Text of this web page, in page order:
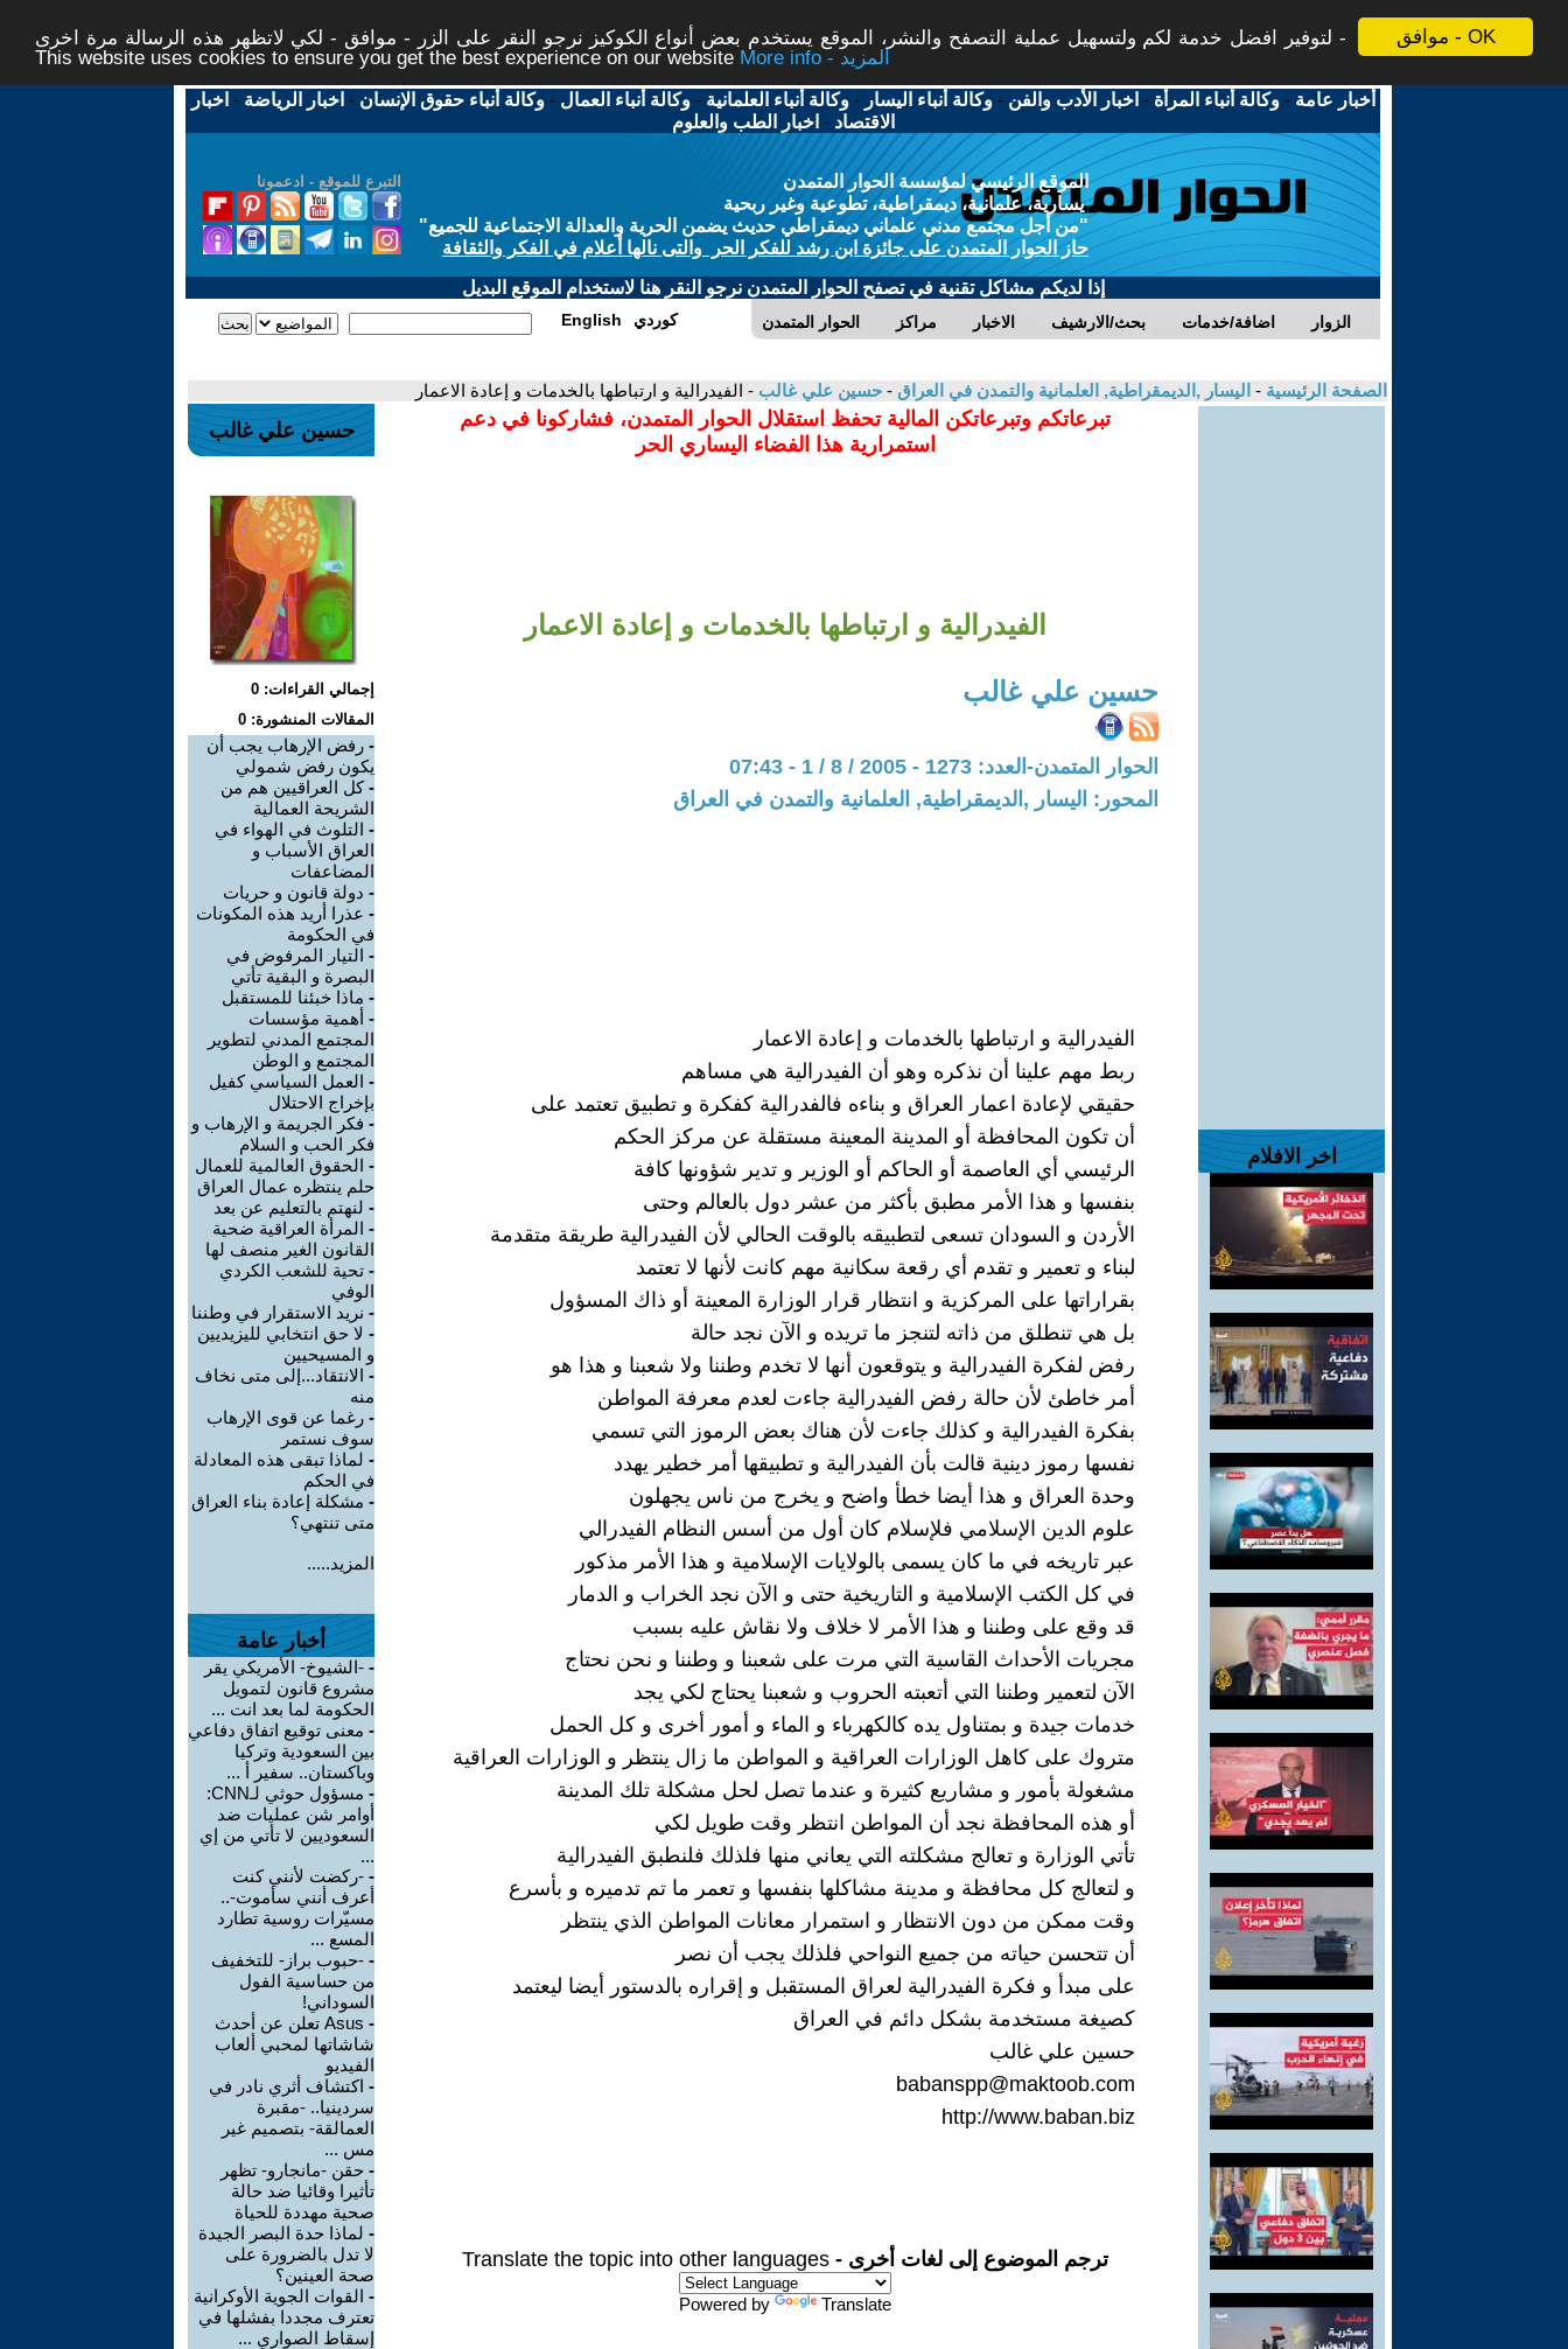
موافق - OK
لتوفير افضل خدمة لكم ولتسهيل عملية التصفح والنشر، الموقع يستخدم بعض أنواع الكوكيز نرجو النقر على الزر - موافق - لكي لاتظهر هذه الرسالة مرة اخرى -
This website uses cookies to ensure you get the best experience on our website
More info - المزيد
أخبار عامة -وكالة أنباء المرأة - اخبار الأدب والفن -وكالة أنباء اليسار -وكالة أنباء العلمانية -وكالة أنباء العمال -وكالة أنباء حقوق الإنسان - اخبار الرياضة - اخبار
الاقتصاد - اخبار الطب والعلوم
التبرع للموقع - ادعمونا
الموقع الرئيسي لمؤسسة الحوار المتمدن
يسارية، علمانية، ديمقراطية، تطوعية وغير ربحية
"من أجل مجتمع مدني علماني ديمقراطي حديث يضمن الحرية والعدالة الاجتماعية للجميع"
حاز الحوار المتمدن على جائزة ابن رشد للفكر الحر والتى نالها أعلام في الفكر والثقافة
إذا لديكم مشاكل تقنية في تصفح الحوار المتمدن نرجو النقر هنا لاستخدام الموقع البديل
الحوار المتمدن مراكز الاخبار بحث/الارشيف اضافة/خدمات الزوار English كوردي
الصفحة الرئيسية - اليسار ,الديمقراطية, العلمانية والتمدن في العراق - حسين علي غالب - الفيدرالية و ارتباطها بالخدمات و إعادة الاعمار
اخر الافلام
تبرعاتكم وتبرعاتكن المالية تحفظ استقلال الحوار المتمدن، فشاركونا في دعم
استمرارية هذا الفضاء اليساري الحر
الفيدرالية و ارتباطها بالخدمات و إعادة الاعمار
حسين علي غالب
الحوار المتمدن-العدد: 1273 - 2005 / 8 / 1 - 07:43
المحور: اليسار ,الديمقراطية, العلمانية والتمدن في العراق
الفيدرالية و ارتباطها بالخدمات و إعادة الاعمار
ربط مهم علينا أن نذكره وهو أن الفيدرالية هي مساهم
حقيقي لإعادة اعمار العراق و بناءه فالفدرالية كفكرة و تطبيق تعتمد على
أن تكون المحافظة أو المدينة المعينة مستقلة عن مركز الحكم
الرئيسي أي العاصمة أو الحاكم أو الوزير و تدير شؤونها كافة
بنفسها و هذا الأمر مطبق بأكثر من عشر دول بالعالم وحتى
الأردن و السودان تسعى لتطبيقه بالوقت الحالي لأن الفيدرالية طريقة متقدمة
لبناء و تعمير و تقدم أي رقعة سكانية مهم كانت لأنها لا تعتمد
بقراراتها على المركزية و انتظار قرار الوزارة المعينة أو ذاك المسؤول
بل هي تنطلق من ذاته لتنجز ما تريده و الآن نجد حالة
رفض لفكرة الفيدرالية و يتوقعون أنها لا تخدم وطننا ولا شعبنا و هذا هو
أمر خاطئ لأن حالة رفض الفيدرالية جاءت لعدم معرفة المواطن
بفكرة الفيدرالية و كذلك جاءت لأن هناك بعض الرموز التي تسمي
نفسها رموز دينية قالت بأن الفيدرالية و تطبيقها أمر خطير يهدد
وحدة العراق و هذا أيضا خطأ واضح و يخرج من ناس يجهلون
علوم الدين الإسلامي فلإسلام كان أول من أسس النظام الفيدرالي
عبر تاريخه في ما كان يسمى بالولايات الإسلامية و هذا الأمر مذكور
في كل الكتب الإسلامية و التاريخية حتى و الآن نجد الخراب و الدمار
قد وقع على وطننا و هذا الأمر لا خلاف ولا نقاش عليه بسبب
مجريات الأحداث القاسية التي مرت على شعبنا و وطننا و نحن نحتاج
الآن لتعمير وطننا التي أتعبته الحروب و شعبنا يحتاج لكي يجد
خدمات جيدة و بمتناول يده كالكهرباء و الماء و أمور أخرى و كل الحمل
متروك على كاهل الوزارات العراقية و المواطن ما زال ينتظر و الوزارات العراقية
مشغولة بأمور و مشاريع كثيرة و عندما تصل لحل مشكلة تلك المدينة
أو هذه المحافظة نجد أن المواطن انتظر وقت طويل لكي
تأتي الوزارة و تعالج مشكلته التي يعاني منها فلذلك فلنطبق الفيدرالية
و لتعالج كل محافظة و مدينة مشاكلها بنفسها و تعمر ما تم تدميره و بأسرع
وقت ممكن من دون الانتظار و استمرار معانات المواطن الذي ينتظر
أن تتحسن حياته من جميع النواحي فلذلك يجب أن نصر
على مبدأ و فكرة الفيدرالية لعراق المستقبل و إقراره بالدستور أيضا ليعتمد
كصيغة مستخدمة بشكل دائم في العراق
حسين علي غالب
babanspp@maktoob.com
http://www.baban.biz
ترجم الموضوع إلى لغات أخرى - Translate the topic into other languages
Powered by Translate
حسين علي غالب
إجمالي القراءات: 0
المقالات المنشورة: 0
- رفض الإرهاب يجب أن
يكون رفض شمولي
-كل العراقيين هم من
الشريحة العمالية
- التلوث في الهواء في
العراق الأسباب و
المضاعفات
- دولة قانون و حريات
- عذرا أريد هذه المكونات
في الحكومة
- التيار المرفوض في
البصرة و البقية تأتي
- ماذا خبئنا للمستقبل
- أهمية مؤسسات
المجتمع المدني لتطوير
المجتمع و الوطن
- العمل السياسي كفيل
بإخراج الاحتلال
- فكر الجريمة و الإرهاب و
فكر الحب و السلام
- الحقوق العالمية للعمال
حلم ينتظره عمال العراق
- لنهتم بالتعليم عن بعد
- المرأة العراقية ضحية
القانون الغير منصف لها
- تحية للشعب الكردي
الوفي
- نريد الاستقرار في وطننا
- لا حق انتخابي لليزيديين
و المسيحيين
- الانتقاد...إلى متى نخاف
منه
- رغما عن قوى الإرهاب
سوف نستمر
- لماذا تبقى هذه المعادلة
في الحكم
- مشكلة إعادة بناء العراق
متى تنتهي؟
المزيد.....
أخبار عامة
- -الشيوخ- الأمريكي يقر
مشروع قانون لتمويل
الحكومة لما بعد انت ...
- معنى توقيع اتفاق دفاعي
بين السعودية وتركيا
وباكستان.. سفير أ ...
-
مسؤول حوثي لـCNN:
أوامر شن عمليات ضد
السعوديين لا تأتي من إي
...
- -ركضت لأنني كنت
أعرف أنني سأموت-..
مسيّرات روسية تطارد
المسع ...
- -حبوب براز- للتخفيف
من حساسية الفول
السوداني!
-
Asus تعلن عن أحدث
شاشاتها لمحبي ألعاب
الفيديو
- اكتشاف أثري نادر في
سردينيا.. -مقبرة
العمالقة- بتصميم غير
مس ...
- حقن -مانجارو- تظهر
تأثيرا وقائيا ضد حالة
صحية مهددة للحياة
- لماذا حدة البصر الجيدة
لا تدل بالضرورة على
صحة العينين؟
- القوات الجوية الأوكرانية
تعترف مجددا بفشلها في
إسقاط الصواري ...